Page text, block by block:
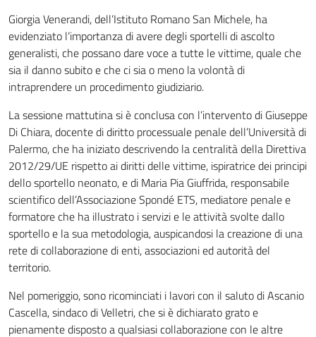
Giorgia Venerandi, dell’Istituto Romano San Michele, ha
evidenziato l’importanza di avere degli sportelli di ascolto
generalisti, che possano dare voce a tutte le vittime, quale che
sia il danno subito e che ci sia o meno la volontà di
intraprendere un procedimento giudiziario.
La sessione mattutina si è conclusa con l’intervento di Giuseppe
Di Chiara, docente di diritto processuale penale dell’Università di
Palermo, che ha iniziato descrivendo la centralità della Direttiva
2012/29/UE rispetto ai diritti delle vittime, ispiratrice dei principi
dello sportello neonato, e di Maria Pia Giuffrida, responsabile
scientifico dell’Associazione Spondé ETS, mediatore penale e
formatore che ha illustrato i servizi e le attività svolte dallo
sportello e la sua metodologia, auspicandosi la creazione di una
rete di collaborazione di enti, associazioni ed autorità del
territorio.
Nel pomeriggio, sono ricominciati i lavori con il saluto di Ascanio
Cascella, sindaco di Velletri, che si è dichiarato grato e
pienamente disposto a qualsiasi collaborazione con le altre